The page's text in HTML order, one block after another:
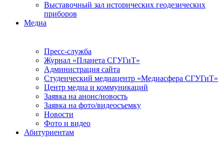
Выставочный зал исторических геодезических
приборов
Медиа
Пресс-служба
Журнал «Планета СГУГиТ»
Администрация сайта
Студенческий медиацентр «Медиасфера СГУГиТ»
Центр медиа и коммуникаций
Заявка на анонс/новость
Заявка на фото/видеосъемку
Новости
Фото и видео
Абитуриентам